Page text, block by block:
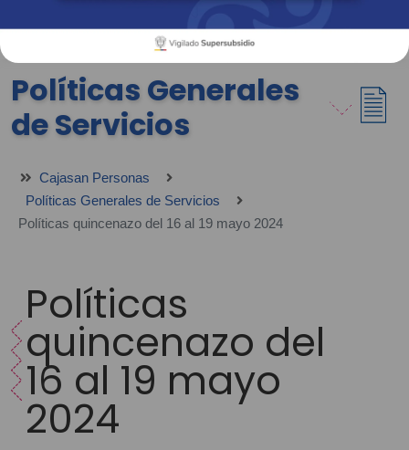
Políticas Generales
de Servicios
Cajasan Personas
Políticas Generales de Servicios
Políticas quincenazo del 16 al 19 mayo 2024
Políticas
quincenazo del
16 al 19 mayo
2024